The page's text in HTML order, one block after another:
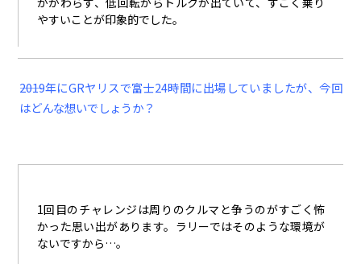
やすいことが印象的でした。
――2019年にGRヤリスで富士24時間に出場していましたが、今回
はどんな想いでしょうか？
1回目のチャレンジは周りのクルマと争うのがすごく怖
かった思い出があります。ラリーではそのような環境が
ないですから…。